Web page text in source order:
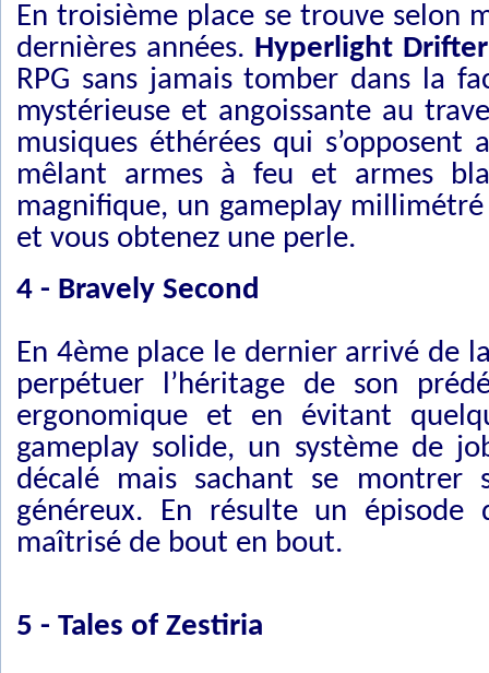
En troisième place se trouve selon
dernières années. Hyperlight Drifter
RPG sans jamais tomber dans la
mystérieuse et angoissante au
musiques éthérées qui
mêlant armes à feu et armes
magnifique, un gameplay
et vous obtenez une perle.
4 - Bravely Second
En 4ème place le dernier arrivé de
perpétuer l’héritage de son
ergonomique et en évitant
gameplay solide, un système de
décalé mais sachant se
généreux. En résulte un épisode
maîtrisé de bout en bout.
5 - Tales of Zestiria